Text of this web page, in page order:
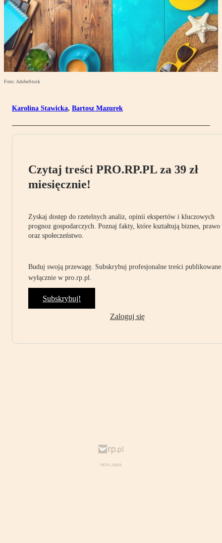
Foto: AdobeStock
Karolina Stawicka, Bartosz Mazurek
Czytaj treści PRO.RP.PL za 39 zł
miesięcznie!
Zyskaj dostęp do rzetelnych analiz, opinii ekspertów i kluczowych
prognoz gospodarczych. Poznaj fakty, które kształtują biznes, prawo
oraz społeczeństwo.
Buduj swoją przewagę. Subskrybuj profesjonalne treści publikowane
wyłącznie w pro.rp.pl.
Subskrybuj!
Zaloguj się